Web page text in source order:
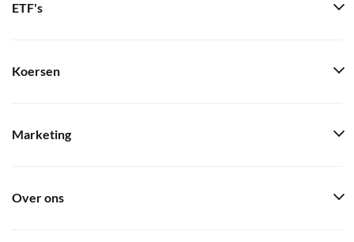
ETF's
Koersen
Marketing
Over ons